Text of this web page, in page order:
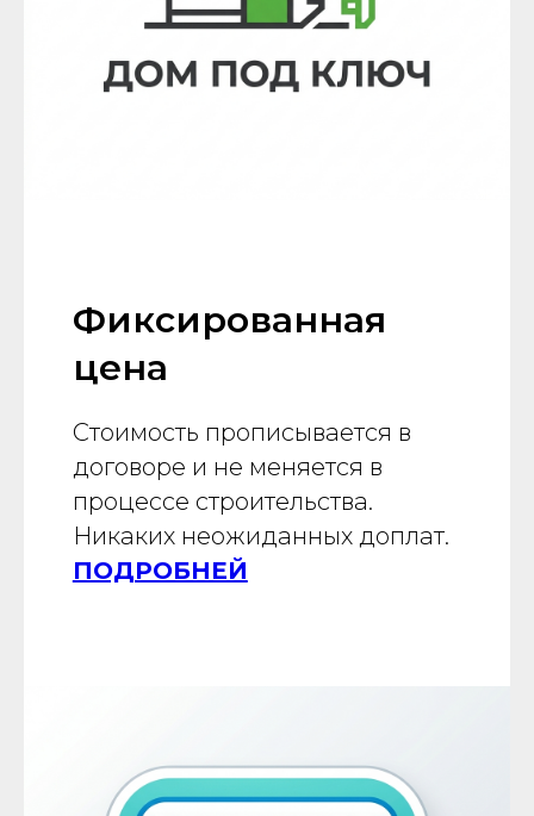
Фиксированная
цена
Стоимость прописывается в
договоре и не меняется в
процессе строительства.
Никаких неожиданных доплат.
ПОДРОБНЕЙ